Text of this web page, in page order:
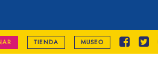
TIENDA MUSEO